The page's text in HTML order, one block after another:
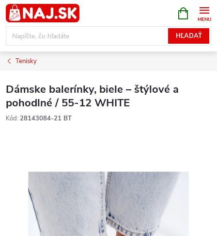
Prejsť
na
obsah
HĽADAŤ
KOŠÍK
Tenisky
Dámske balerínky, biele – štýlové a
pohodlné / 55-12 WHITE
Kód: 28143084-21 BT